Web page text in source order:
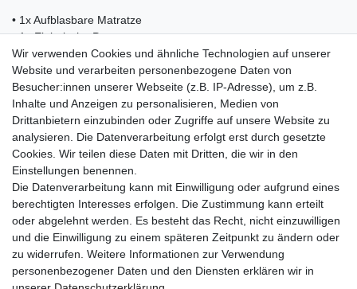
• 1x Aufblasbare Matratze
• 1x Elektrische Pumpe
• 1x Tragetasche
• 1x Reparatur-Kit
• 1x Bedienungsanleitung
Einkaufen
Zahlungsarten
Versandarten & -kosten
Warenkorb
Kasse
Widerrufsrecht
Mein Konto
Wir verwenden Cookies und ähnliche Technologien auf unserer
Website und verarbeiten personenbezogene Daten von
Besucher:innen unserer Webseite (z.B. IP-Adresse), um z.B.
Inhalte und Anzeigen zu personalisieren, Medien von
Drittanbietern einzubinden oder Zugriffe auf unsere Website zu
analysieren. Die Datenverarbeitung erfolgt erst durch gesetzte
Cookies. Wir teilen diese Daten mit Dritten, die wir in den
Einstellungen benennen.
Die Datenverarbeitung kann mit Einwilligung oder aufgrund eines
berechtigten Interesses erfolgen. Die Zustimmung kann erteilt
oder abgelehnt werden. Es besteht das Recht, nicht einzuwilligen
und die Einwilligung zu einem späteren Zeitpunkt zu ändern oder
zu widerrufen. Weitere Informationen zur Verwendung
personenbezogener Daten und den Diensten erklären wir in